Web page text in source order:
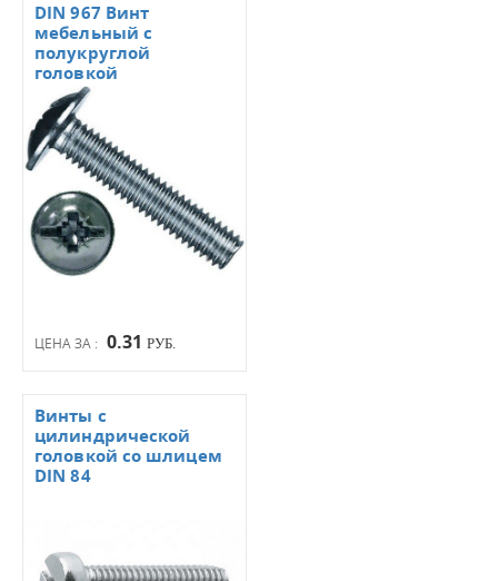
ЦЕНА ЗА : 0.31 РУБ.
DIN 967 Винт
мебельный с
полукруглой
головкой
Винты с
цилиндрической
головкой со шлицем
DIN 84